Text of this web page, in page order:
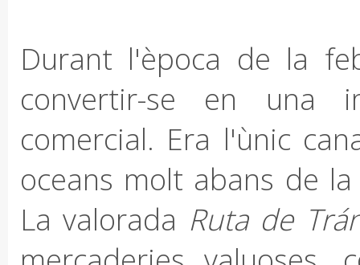
Durant l'època de la
convertir-se en una
comercial. Era l'ùnic
oceans molt abans de
La valorada Ruta de